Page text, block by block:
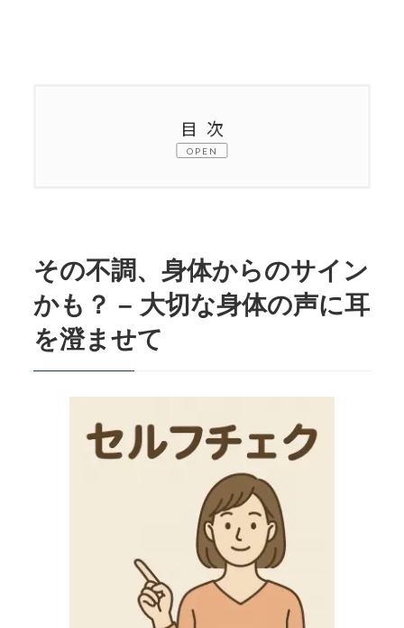
目次
OPEN
な原因
3.
自分でできることから始めよう！首と
肩のセルフケア
4.セルフケアにプラスワン！栄養と呼吸
も味方に
なかなか変わらない…そんな時は専門
家を頼ってみませんか？ – 健湧接骨院が
よくあるご質問（FAQ）
その他の記事
その不調、身体からのサイン
かも？ – 大切な身体の声に耳
を澄ませて